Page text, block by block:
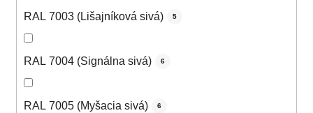
RAL 7003 (Lišajníková sivá) 5
RAL 7004 (Signálna sivá) 6
RAL 7005 (Myšacia sivá) 6